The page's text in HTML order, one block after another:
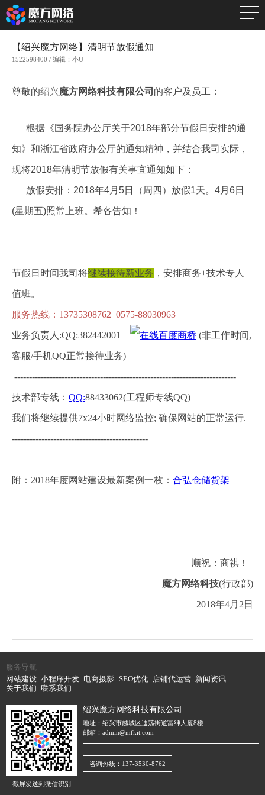
【绍兴魔方网络】清明节放假通知
1522598400 / 编辑：小U
尊敬的绍兴魔方网络科技有限公司 的客户及员工：
根据《国务院办公厅关于2018年部分节假日安排的通
知》和浙江省政府办公厅的通知精神，并结合我司实际，
现将2018年清明节放假有关事宜通知如下：
放假安排 ： 2018年4月5日（周四） 放假1天。4月6日
(星期五)照常上班。希各告知！
节假日时间我司将继续接待新业务 ，安排商务+技术专人
值班。
服务热线：13735308762 0575-88030963
业务负责人:QQ:382442001 (非工作时间,
客服/手机QQ正常接待业务)
---------------------------------------------------------------------------
技术部专线： QQ:88433062(工程师专线QQ)
我们将继续提供7x24小时网络监控; 确保网站的正常运行.
----------------------------------------------
附：2018年度网站建设最新案例一枚： 合弘仓储货架
顺祝：商祺！
魔方网络科技(行政部)
2018年4月2日
服务导航
网站建设 小程序开发 电商摄影 SEO优化 店铺代运营 新闻资讯
关于我们 联系我们
截屏发送到微信识别
绍兴魔方网络科技有限公司
地址：绍兴市越城区迪荡街道富绅大厦8楼
邮箱：admin@mfkit.com
咨询热线：137-3530-8762